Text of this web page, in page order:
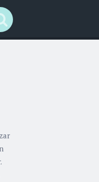
Links
Search